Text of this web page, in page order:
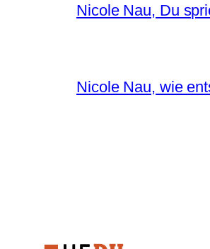
Nicole Nau, Du
Nicole Nau, wie